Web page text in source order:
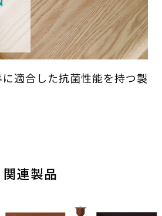
適合した抗菌性能を持つ製
関連製品